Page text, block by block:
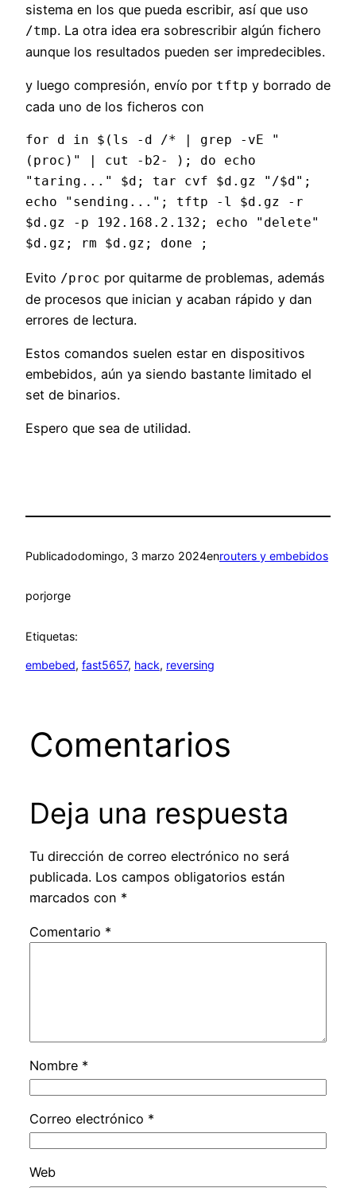
sistema en los que pueda escribir, así que uso
/tmp. La otra idea era sobrescribir algún fichero
aunque los resultados pueden ser impredecibles.
y luego compresión, envío por tftp y borrado de
cada uno de los ficheros con
for d in $(ls -d /* | grep -vE "
(proc)" | cut -b2- ); do echo
"taring..." $d; tar cvf $d.gz "/$d";
echo "sending..."; tftp -l $d.gz -r
$d.gz -p 192.168.2.132; echo "delete"
$d.gz; rm $d.gz; done ;
Evito /proc por quitarme de problemas, además
de procesos que inician y acaban rápido y dan
errores de lectura.
Estos comandos suelen estar en dispositivos
embebidos, aún ya siendo bastante limitado el
set de binarios.
Espero que sea de utilidad.
Publicadodomingo, 3 marzo 2024enrouters y embebidos
porjorge
Etiquetas:
embebed, fast5657, hack, reversing
Comentarios
Deja una respuesta
Tu dirección de correo electrónico no será
publicada. Los campos obligatorios están
marcados con *
Comentario *
Nombre *
Correo electrónico *
Web